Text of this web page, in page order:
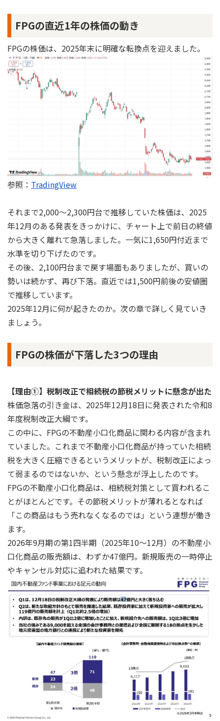
FPGの直近1年の株価の動き
FPGの株価は、2025年末に明確な転換点を迎えました。
参照： TradingView
それまで2,000～2,300円台で推移していた株価は、2025
年12月のある発表をきっかけに、チャート上で前日の終値
から大きく離れて急落しました。一気に1,650円付近まで
水準を切り下げたのです。
その後、2,100円台まで戻す場面もありましたが、買いの
勢いは続かず、再び下落。直近では1,500円前後の安値圏
で推移しています。
2025年12月に何が起きたのか。次の章で詳しく見ていき
ましょう。
FPGの株価が下落した3つの理由
【理由①】税制改正で相続税の節税メリットに懸念が出た
株価急落の引き金は、2025年12月18日に発表された令和8
年度税制改正大綱です。
この中に、FPGの不動産小口化商品に関わる内容が含まれ
ていました。これまで不動産小口化商品が持っていた相続
税を大きく圧縮できるというメリットが、税制改正によっ
て弱まるのではないか、という懸念が浮上したのです。
FPGの不動産小口化商品は、相続税対策として買われるこ
とがほとんどです。その節税メリットが薄れるとなれば
「この商品はもう売れなくなるのでは」という連想が働き
ます。
2026年9月期の第1四半期（2025年10～12月）の不動産小
口化商品の販売額は、わずか47億円。新規販売の一時停止
やキャンセル対応に追われた結果です。